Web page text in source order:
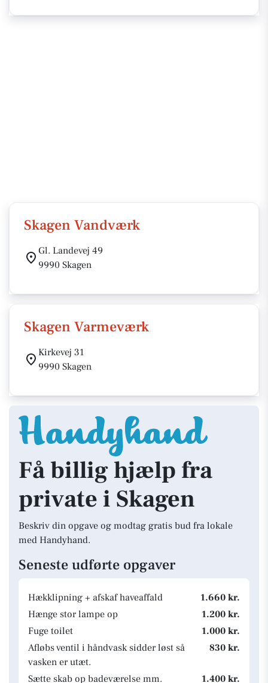
Skagen Vandværk
Gl. Landevej 49
9990 Skagen
Skagen Varmeværk
Kirkevej 31
9990 Skagen
Få billig hjælp fra
private i Skagen
Beskriv din opgave og modtag gratis bud fra lokale
med Handyhand.
Seneste udførte opgaver
Hækklipning + afskaf haveaffald
1.660 kr.
Hænge stor lampe op
1.200 kr.
Fuge toilet
1.000 kr.
Afløbs ventil i håndvask sidder løst så
vasken er utæt.
830 kr.
Sætte skab op badeværelse mm. 1.400 kr.